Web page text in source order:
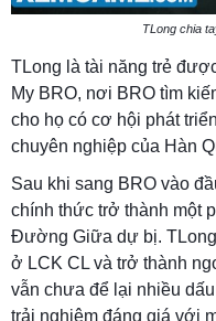
TLong chia
TLong là tài năng trẻ
My BRO, nơi BRO tìm
cho họ có cơ hội phát
chuyên nghiệp của Hàn
Sau khi sang BRO vào
chính thức trở thành một
Đường Giữa dự bị.
ở LCK CL và trở thành
vẫn chưa để lại nhiều
trải nghiệm đáng giá với